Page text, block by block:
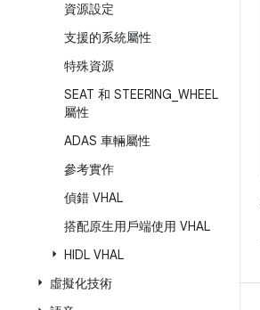
資源設定
支援的系統屬性
特殊資源
SEAT 和 STEERING WHEEL
屬性
ADAS 車輛屬性
參考實作
偵錯 VHAL
搭配原生用戶端使用 VHAL
HIDL VHAL
虛擬化技術